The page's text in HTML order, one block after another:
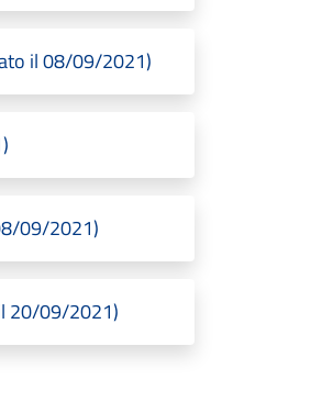
il 08/09/2021)
09/2021)
20/09/2021)